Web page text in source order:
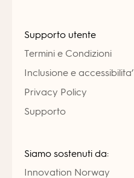
Supporto utente
Termini e Condizioni
Inclusione e accessibilita’
Privacy Policy
Supporto
Siamo sostenuti da:
Innovation Norway